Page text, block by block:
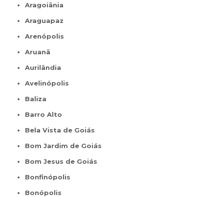
Aragoiânia
Araguapaz
Arenópolis
Aruanã
Aurilândia
Avelinópolis
Baliza
Barro Alto
Bela Vista de Goiás
Bom Jardim de Goiás
Bom Jesus de Goiás
Bonfinópolis
Bonópolis